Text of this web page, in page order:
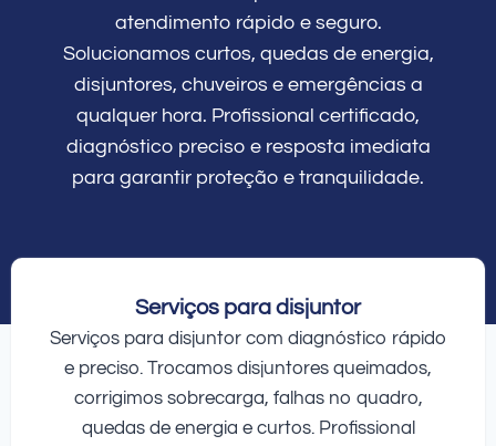
atendimento rápido e seguro.
Solucionamos curtos, quedas de energia,
disjuntores, chuveiros e emergências a
qualquer hora. Profissional certificado,
diagnóstico preciso e resposta imediata
para garantir proteção e tranquilidade.
Serviços para disjuntor
Serviços para disjuntor com diagnóstico rápido
e preciso. Trocamos disjuntores queimados,
corrigimos sobrecarga, falhas no quadro,
quedas de energia e curtos. Profissional